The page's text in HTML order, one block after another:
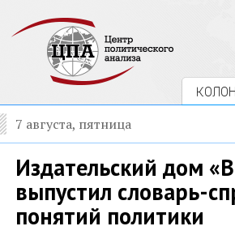
7 августа, пятница
Издательский дом
выпустил словарь-
понятий политики